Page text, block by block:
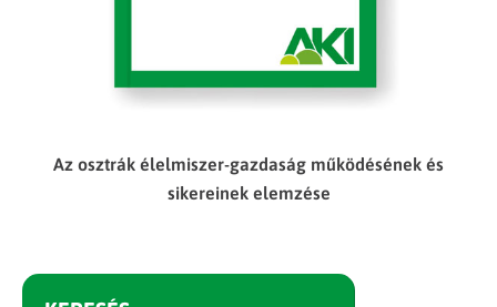
Az osztrák élelmiszer-gazdaság működésének és
sikereinek elemzése